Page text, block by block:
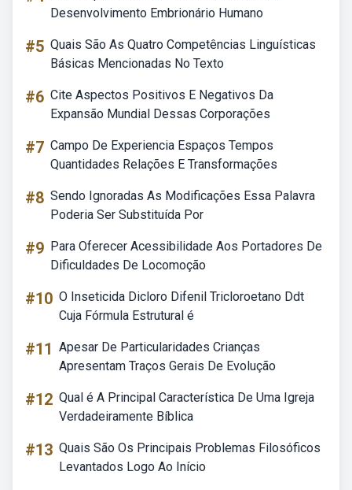
Desenvolvimento Embrionário Humano
#5 Quais São As Quatro Competências Linguísticas
Básicas Mencionadas No Texto
#6 Cite Aspectos Positivos E Negativos Da
Expansão Mundial Dessas Corporações
#7 Campo De Experiencia Espaços Tempos
Quantidades Relações E Transformações
#8 Sendo Ignoradas As Modificações Essa Palavra
Poderia Ser Substituída Por
#9 Para Oferecer Acessibilidade Aos Portadores De
Dificuldades De Locomoção
#10 O Inseticida Dicloro Difenil Tricloroetano Ddt
Cuja Fórmula Estrutural é
#11 Apesar De Particularidades Crianças
Apresentam Traços Gerais De Evolução
#12 Qual é A Principal Característica De Uma Igreja
Verdadeiramente Bíblica
#13 Quais São Os Principais Problemas Filosóficos
Levantados Logo Ao Início